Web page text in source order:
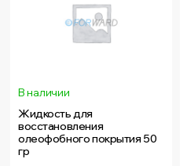
В наличии
Жидкость для
восстановления
олеофобного покрытия 50
гр